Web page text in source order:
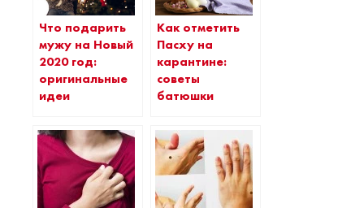
Что подарить
мужу на Новый
2020 год:
оригинальные
идеи
Как отметить
Пасху на
карантине:
советы
батюшки